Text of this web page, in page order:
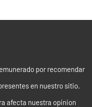
por recomendar
en nuestro sitio.
afecta nuestra opinion